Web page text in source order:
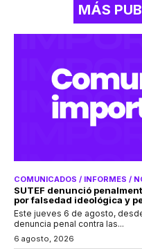
MÁS
COMUNICADOS / INFORMES /
SUTEF denunció
por falsedad ideológica y
Este jueves 6 de agosto,
denuncia penal contra las...
6 agosto, 2026